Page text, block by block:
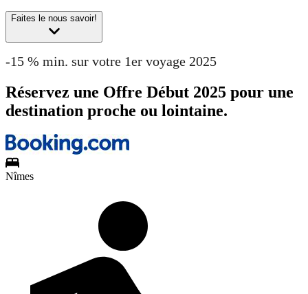
Faites le nous savoir!
-15 % min. sur votre 1er voyage 2025
Réservez une Offre Début 2025 pour une
destination proche ou lointaine.
Nîmes